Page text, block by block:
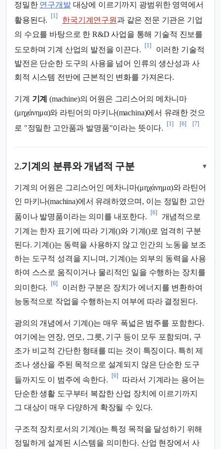
정밀한 연구개발대상에 이르기까지 광범위한 영역에서
활용된다.
[1]
한국기계연구원과 같은 전문 기관은 기업
의 수요를 바탕으로 한 R&D 사업을 통해 기술적 진보를
도모하며 기계 산업의 발전을 이끈다.
[1]
이러한 기술적
발전은 단순한 도구의 사용을 넘어 인류의 생산성과 사
회적 시스템 전반에 근본적인 변화를 가져온다.
기계 기계 (machine)의 어원은 그리스어의 메차니마
(μηχάνημα)와 라틴어의 마키나(machina)에서 유래한 것으
로 "정밀한 고안품과 발명품"이라는 뜻이다.
[1] [6] [7]
2.기계의 분류와 개념적 구분 ▾
기계의 어원은 그리스어인 메차니마(μηχάνημα)와 라틴어
인 마키나(machina)에서 유래하였으며, 이는 정밀한 고안
품이나 발명품이라는 의미를 내포한다.
[6]
개념적으로
기계는 한자 표기에 따라 기계()와 기계()로 엄격히 구분
된다. 기계()는 동력을 사용하지 않고 인간의 노동을 보조
하는 도구적 성격을 지니며, 기계()는 외부의 동력을 사용
하여 스스로 움직이거나 물리적인 일을 수행하는 장치를
의미한다.
[6]
이러한 구분은 장치가 에너지를 변환하여
능동적으로 작업을 수행하는지 여부에 따라 결정된다.
광의의 개념에서 기계()는 매우 폭넓은 범주를 포함한다.
여기에는 연장, 연모, 그릇, 기구 등이 모두 포함되며, 구
조가 비교적 간단한 형태를 띠는 것이 특징이다. 특히 제
조나 생산을 주된 목적으로 설계되지 않은 단순한 도구
들까지도 이 범주에 속한다.
[6]
따라서 기계라는 용어는
단순한 생활 도구부터 복잡한 산업 장치에 이르기까지
그 대상이 매우 다양하게 확장될 수 있다.
구조적 장치로서의 기계()는 특정 목적을 달성하기 위해
정밀하게 설계된 시스템을 의미한다. 산업 현장에서 사